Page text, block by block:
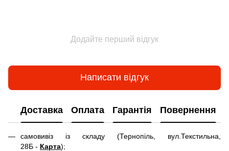
Додайте перший відгук
Написати відгук
Доставка Оплата Гарантія Повернення
самовивіз із складу (Тернопіль, вул.Текстильна,
28Б - Карта);